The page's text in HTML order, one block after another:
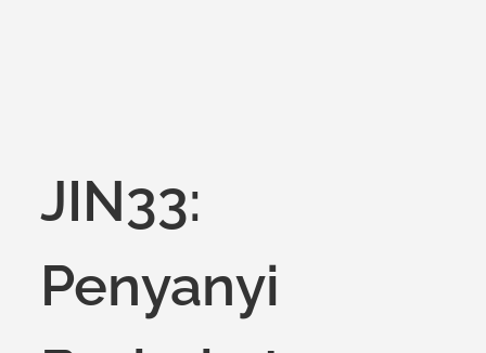
JIN33:
Penyanyi